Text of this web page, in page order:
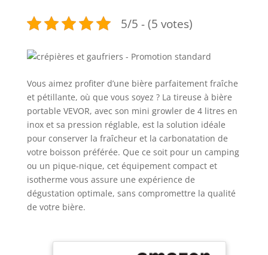
5/5 - (5 votes)
Vous aimez profiter d’une bière parfaitement fraîche
et pétillante, où que vous soyez ? La tireuse à bière
portable VEVOR, avec son mini growler de 4 litres en
inox et sa pression réglable, est la solution idéale
pour conserver la fraîcheur et la carbonatation de
votre boisson préférée. Que ce soit pour un camping
ou un pique-nique, cet équipement compact et
isotherme vous assure une expérience de
dégustation optimale, sans compromettre la qualité
de votre bière.